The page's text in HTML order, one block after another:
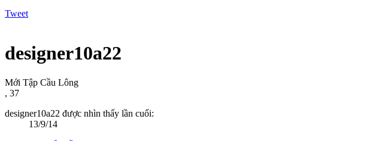
Tweet
designer10a22
Mới Tập Cầu Lông
, 37
designer10a22 được nhìn thấy lần cuối:
13/9/14